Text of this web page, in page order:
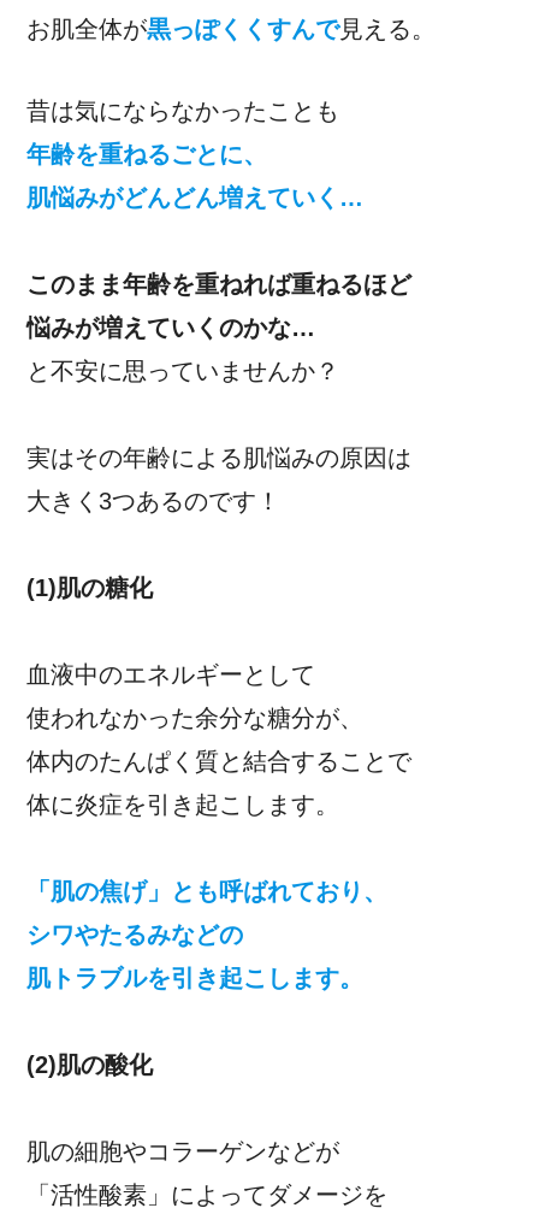
お肌全体が黒っぽくくすんで見える。
昔は気にならなかったことも
年齢を重ねるごとに、
肌悩みがどんどん増えていく…
このまま年齢を重ねれば重ねるほど
悩みが増えていくのかな…
と不安に思っていませんか？
実はその年齢による肌悩みの原因は
大きく3つあるのです！
(1)肌の糖化
血液中のエネルギーとして
使われなかった余分な糖分が、
体内のたんぱく質と結合することで
体に炎症を引き起こします。
「肌の焦げ」とも呼ばれており、
シワやたるみなどの
肌トラブルを引き起こします。
(2)肌の酸化
肌の細胞やコラーゲンなどが
「活性酸素」によってダメージを